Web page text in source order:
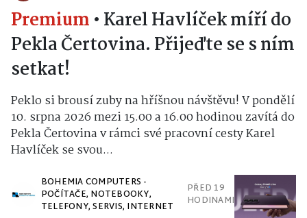
Premium • Karel Havlíček míří do
Pekla Čertovina. Přijeďte se s ním
setkat!
Peklo si brousí zuby na hříšnou návštěvu! V pondělí
10. srpna 2026 mezi 15.00 a 16.00 hodinou zavítá do
Pekla Čertovina v rámci své pracovní cesty Karel
Havlíček se svou...
BOHEMIA COMPUTERS -
POČÍTAČE, NOTEBOOKY,
TELEFONY, SERVIS, INTERNET
PŘED 19
HODINAMI